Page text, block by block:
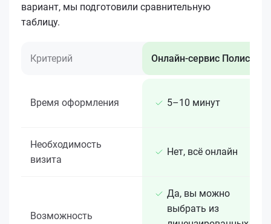
вариант, мы подготовили сравнительную
таблицу.
Критерий Онлайн-сервис Полис 812
Время оформления 5–10 минут
Необходимость
визита
Нет, всё онлайн
Возможность
Да, вы можно
выбрать из